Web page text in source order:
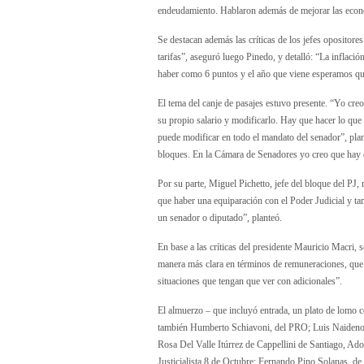
endeudamiento. Hablaron además de mejorar las
Se destacan además las críticas de los jefes
tarifas”, aseguró luego Pinedo, y detalló: “La
haber como 6 puntos y el año que viene esperamos
El tema del canje de pasajes estuvo presente. “Yo
su propio salario y modificarlo. Hay que hacer lo
puede modificar en todo el mandato del senador”,
bloques. En la Cámara de Senadores yo creo que
Por su parte, Miguel Pichetto, jefe del bloque del PJ,
que haber una equiparación con el Poder Judicial y
un senador o diputado”, planteó.
En base a las críticas del presidente Mauricio Macri,
manera más clara en términos de remuneraciones,
situaciones que tengan que ver con adicionales”.
El almuerzo – que incluyó entrada, un plato de lomo
también Humberto Schiavoni, del PRO; Luis
Rosa Del Valle Itúrrez de Cappellini de Santiago,
Justicialista 8 de Octubre; Fernando Pino Solanas,